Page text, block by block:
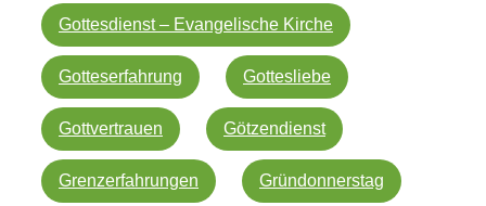
Gottesdienst – Evangelische Kirche
Gotteserfahrung Gottesliebe
Gottvertrauen Götzendienst
Grenzerfahrungen Gründonnerstag